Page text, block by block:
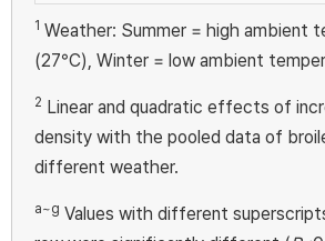
1 Weather: Summer = high ambient
(27°C), Winter = low ambient
2 Linear and quadratic effects of
density with the pooled data of
different weather.
a~g Values with different